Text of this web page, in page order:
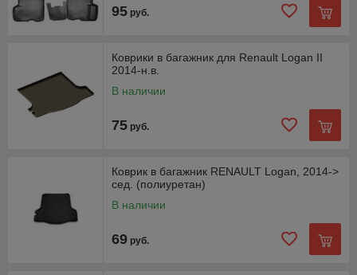
95 руб.
Коврики в багажник для Renault Logan II
2014-н.в.
В наличии
75 руб.
Коврик в багажник RENAULT Logan, 2014->
сед. (полиуретан)
В наличии
69 руб.